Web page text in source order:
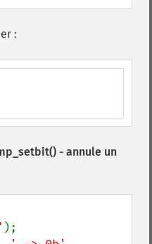
:
- annule un
);